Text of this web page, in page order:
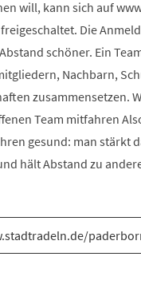
will, kann sich auf
Die
schöner. Ein
Nachbarn,
zusammensetzen.
Team mitfahren
gesund: man stärkt
hält Abstand zu